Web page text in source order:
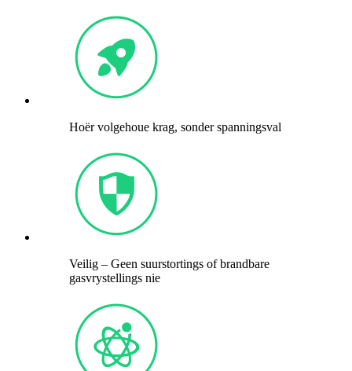
Hoër volgehoue ​​krag, sonder spanningsval
Veilig – Geen suurstortings of brandbare
gasvrystellings nie